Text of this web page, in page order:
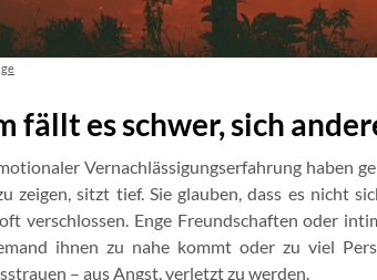
fällt es schwer, sich
Vernachlässigungserfahrung haben
zeigen, sitzt tief. Sie glauben, dass es nicht
verschlossen. Enge Freundschaften oder
ihnen zu nahe kommt oder zu viel
– aus Angst, verletzt zu werden.